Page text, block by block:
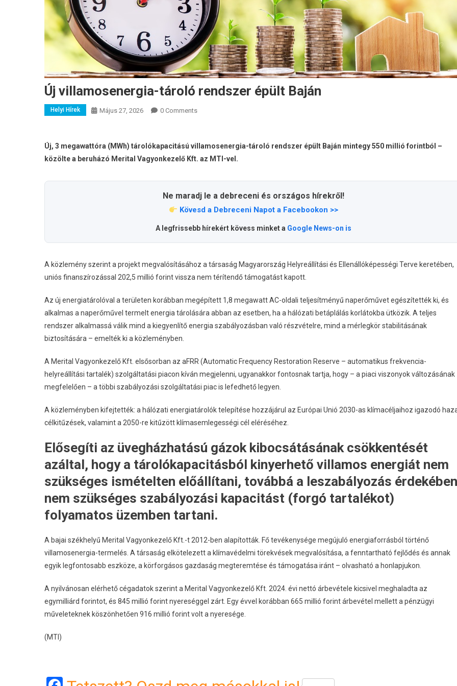
Új villamosenergia-tároló rendszer épült Baján
Helyi Hírek Május 27, 2026 0 Comments
Új, 3 megawattóra (MWh) tárolókapacitású villamosenergia-tároló rendszer épült Baján mintegy 550 millió forintból –
közölte a beruházó Merital Vagyonkezelő Kft. az MTI-vel.
Ne maradj le a debreceni és országos hírekről!
Kövesd a Debreceni Napot a Facebookon >>
A legfrissebb hírekért kövess minket a Google News-on is
A közlemény szerint a projekt megvalósításához a társaság Magyarország Helyreállítási és Ellenállóképességi Terve keretében,
uniós finanszírozással 202,5 millió forint vissza nem térítendő támogatást kapott.
Az új energiatárolóval a területen korábban megépített 1,8 megawatt AC-oldali teljesítményű naperőművet egészítették ki, és
alkalmas a naperőművel termelt energia tárolására abban az esetben, ha a hálózati betáplálás korlátokba ütközik. A teljes
rendszer alkalmassá válik mind a kiegyenlítő energia szabályozásban való részvételre, mind a mérlegkör stabilitásának
biztosítására – emelték ki a közleményben.
A Merital Vagyonkezelő Kft. elsősorban az aFRR (Automatic Frequency Restoration Reserve – automatikus frekvencia-
helyreállítási tartalék) szolgáltatási piacon kíván megjelenni, ugyanakkor fontosnak tartja, hogy – a piaci viszonyok változásának
megfelelően – a többi szabályozási szolgáltatási piac is lefedhető legyen.
A közleményben kifejtették: a hálózati energiatárolók telepítése hozzájárul az Európai Unió 2030-as klímacéljaihoz igazodó
célkitűzések, valamint a 2050-re kitűzött klímasemlegességi cél eléréséhez.
Elősegíti az üvegházhatású gázok kibocsátásának csökkentését
azáltal, hogy a tárolókapacitásból kinyerhető villamos energiát nem
szükséges ismételten előállítani, továbbá a leszabályozás érdekében
nem szükséges szabályozási kapacitást (forgó tartalékot)
folyamatos üzemben tartani.
A bajai székhelyű Merital Vagyonkezelő Kft.-t 2012-ben alapították. Fő tevékenysége megújuló energiaforrásból történő
villamosenergia-termelés. A társaság elkötelezett a klímavédelmi törekvések megvalósítása, a fenntartható fejlődés és annak
egyik legfontosabb eszköze, a körforgásos gazdaság megteremtése és támogatása iránt – olvasható a honlapjukon.
A nyilvánosan elérhető cégadatok szerint a Merital Vagyonkezelő Kft. 2024. évi nettó árbevétele kicsivel meghaladta az
egymilliárd forintot, és 845 millió forint nyereséggel zárt. Egy évvel korábban 665 millió forint árbevétel mellett a pénzügyi
műveleteknek köszönhetően 916 millió forint volt a nyeresége.
(MTI)